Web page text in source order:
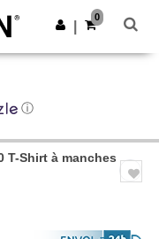
Obtenir l'appli
0
ⓘ
T-Shirt à manches